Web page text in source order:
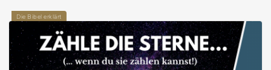
Die Bibel erklärt